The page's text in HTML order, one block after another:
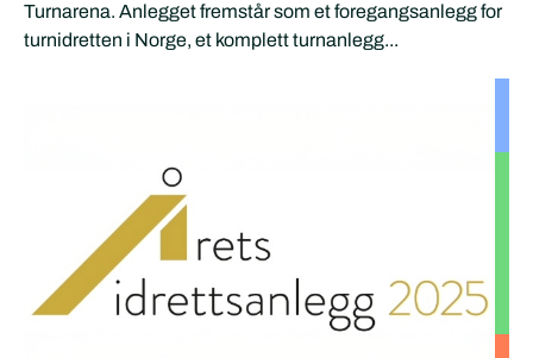
Turnarena. Anlegget fremstår som et foregangsanlegg for
turnidretten i Norge, et komplett turnanlegg...